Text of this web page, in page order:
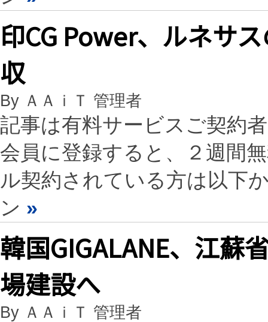
印CG Power、ルネサ
収
By ＡＡｉＴ 管理者
記事は有料サービスご契約
会員に登録すると、２週間
ル契約されている方は以下
ン »
韓国GIGALANE、江蘇
場建設へ
By ＡＡｉＴ 管理者